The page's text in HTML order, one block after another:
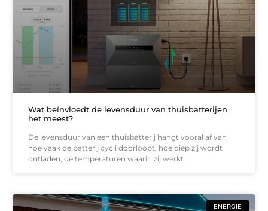
Wat beïnvloedt de levensduur van thuisbatterijen
het meest?
De levensduur van een thuisbatterij hangt vooral af van
hoe vaak de batterij cycli doorloopt, hoe diep zij wordt
ontladen, de temperaturen waarin zij werkt
ENERGIE